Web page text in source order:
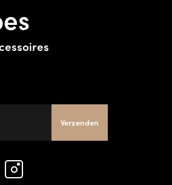
Verzenden
Instagram
Arcade